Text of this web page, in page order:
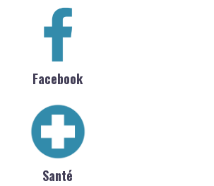
Facebook
Santé